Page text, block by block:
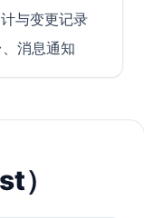
与变更记录
消息通知
）